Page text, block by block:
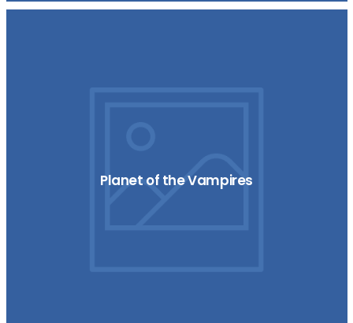
Planet of the Vampires